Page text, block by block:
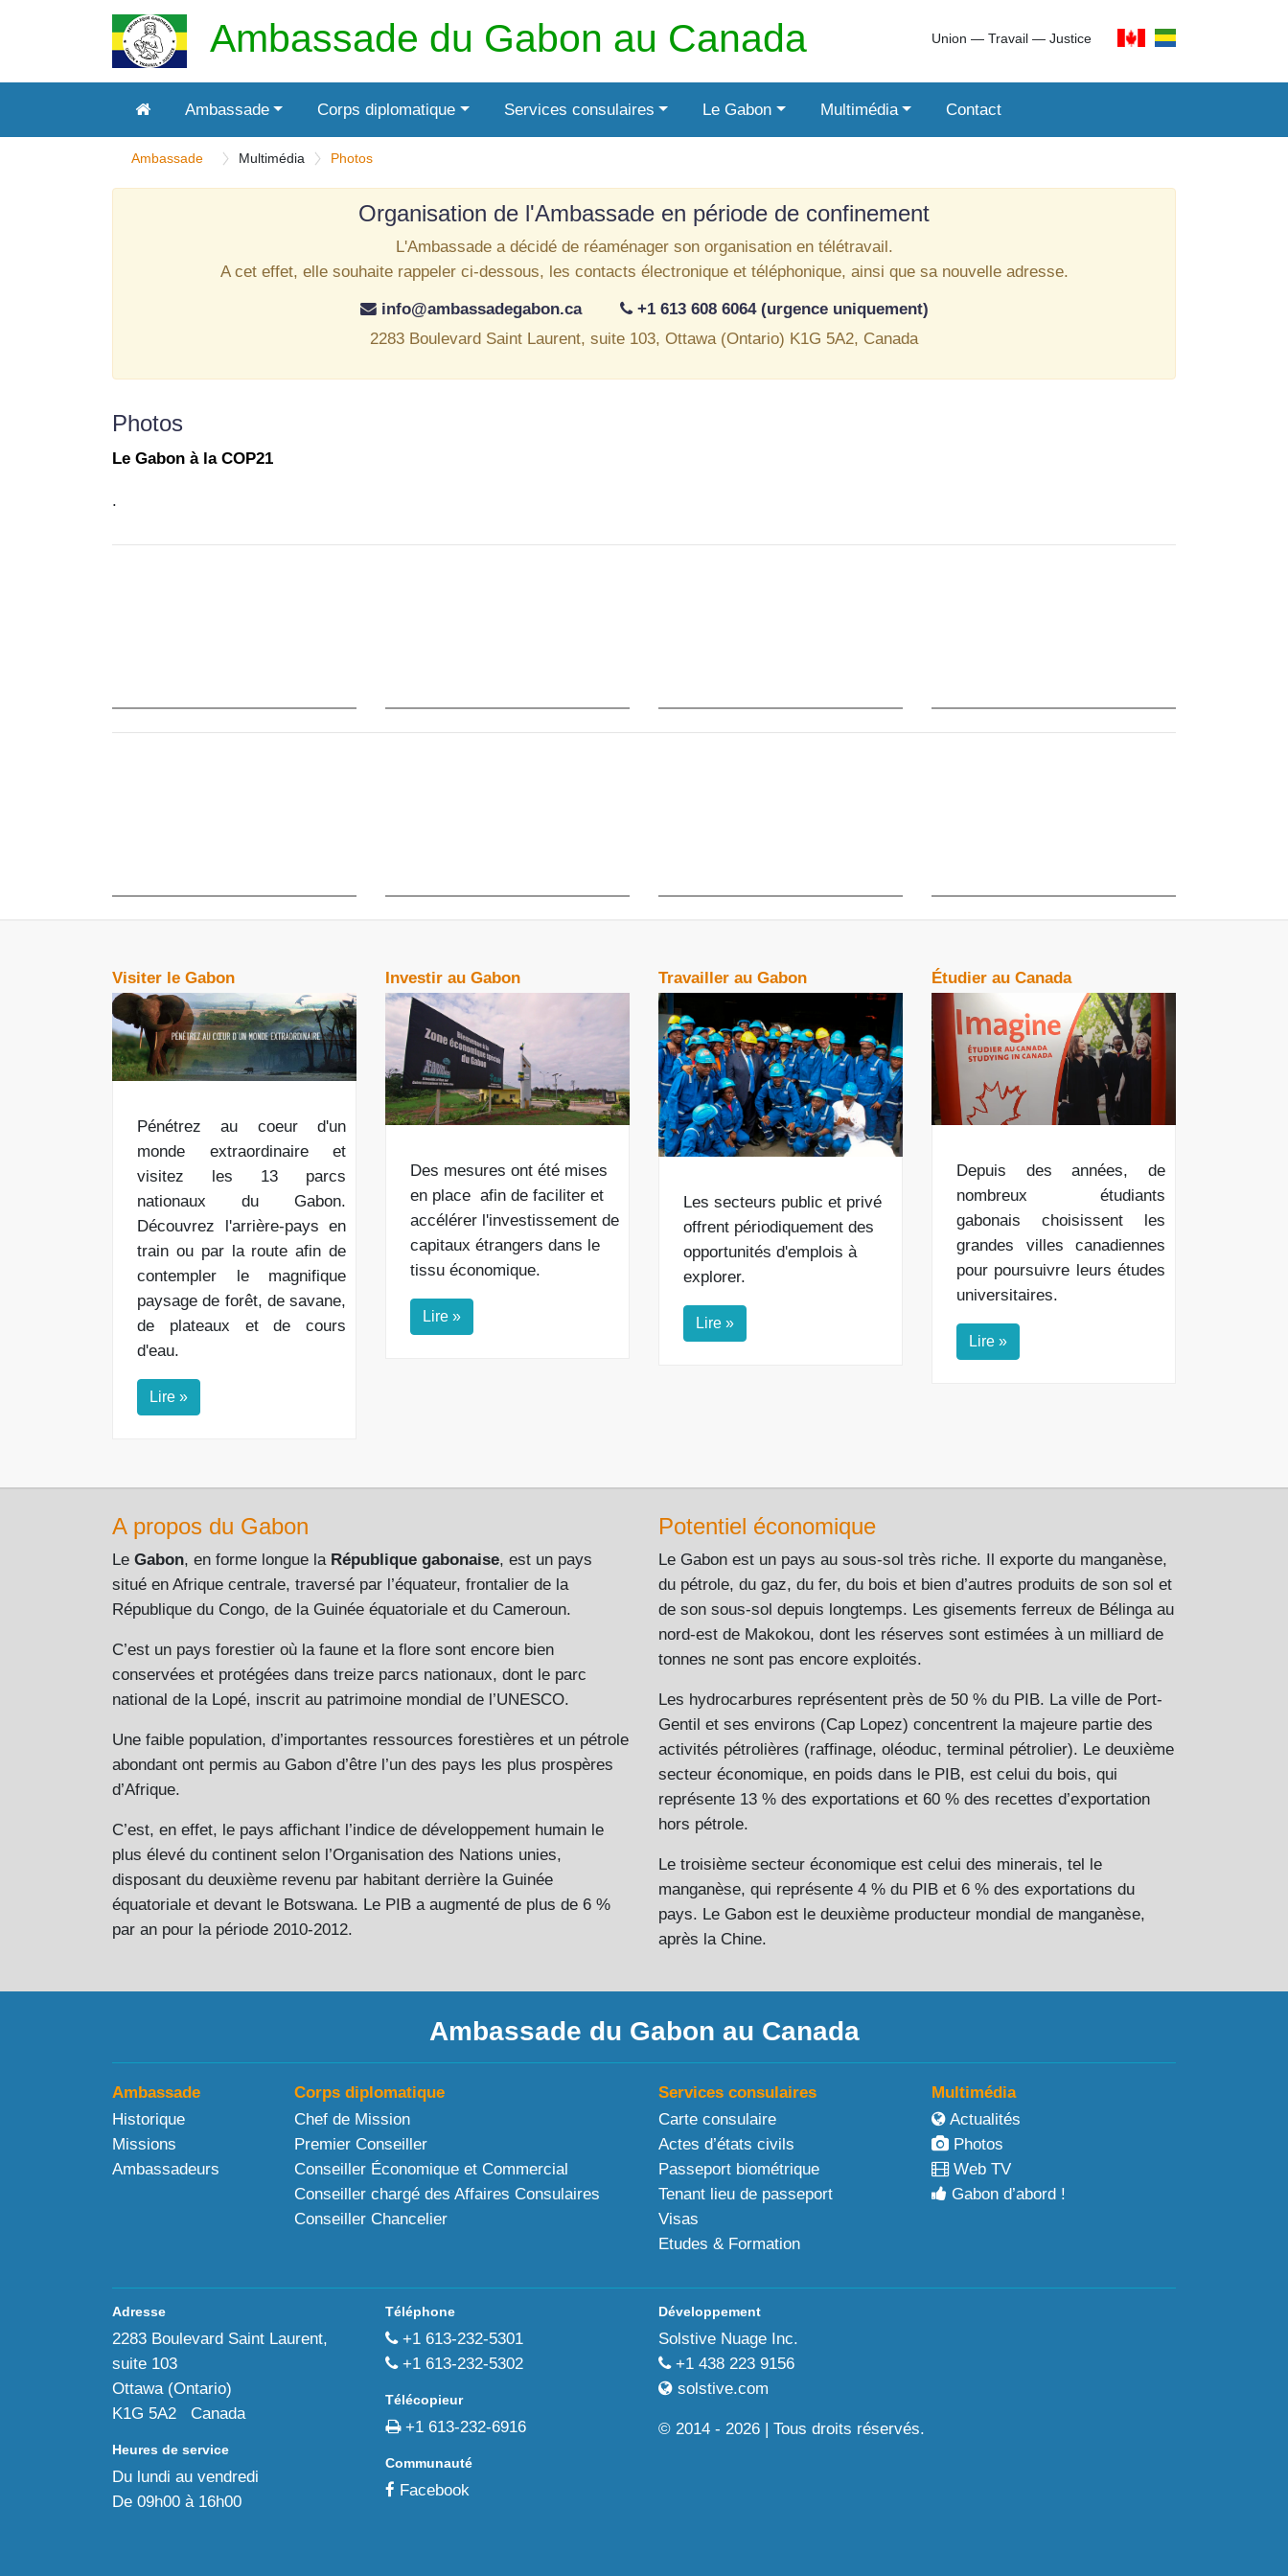
Ambassade du Gabon au Canada Union ― Travail ― Justice
Ambassade Corps diplomatique Services consulaires Le Gabon Multimédia Contact
Ambassade Multimédia Photos
Organisation de l'Ambassade en période de confinement
L'Ambassade a décidé de réaménager son organisation en télétravail.
A cet effet, elle souhaite rappeler ci-dessous, les contacts électronique et téléphonique, ainsi que sa nouvelle adresse.
info@ambassadegabon.ca
+1 613 608 6064 (urgence uniquement)
2283 Boulevard Saint Laurent, suite 103, Ottawa (Ontario) K1G 5A2, Canada
Photos
Le Gabon à la COP21
.
Visiter le Gabon
Pénétrez au coeur d'un
monde extraordinaire et
visitez les 13 parcs
nationaux du Gabon.
Découvrez l'arrière-pays en
train ou par la route afin de
contempler le magnifique
paysage de forêt, de savane,
de plateaux et de cours
d'eau.
Lire »
Investir au Gabon
Des mesures ont été mises
en place afin de faciliter et
accélérer l'investissement de
capitaux étrangers dans le
tissu économique.
Lire »
Travailler au Gabon
Les secteurs public et privé
offrent périodiquement des
opportunités d'emplois à
explorer.
Lire »
Étudier au Canada
Depuis des années, de
nombreux étudiants
gabonais choisissent les
grandes villes canadiennes
pour poursuivre leurs études
universitaires.
Lire »
A propos du Gabon
Le Gabon, en forme longue la République gabonaise, est un pays
situé en Afrique centrale, traversé par l’équateur, frontalier de la
République du Congo, de la Guinée équatoriale et du Cameroun.
C’est un pays forestier où la faune et la flore sont encore bien
conservées et protégées dans treize parcs nationaux, dont le parc
national de la Lopé, inscrit au patrimoine mondial de l’UNESCO.
Une faible population, d’importantes ressources forestières et un pétrole
abondant ont permis au Gabon d’être l’un des pays les plus prospères
d’Afrique.
C’est, en effet, le pays affichant l’indice de développement humain le
plus élevé du continent selon l’Organisation des Nations unies,
disposant du deuxième revenu par habitant derrière la Guinée
équatoriale et devant le Botswana. Le PIB a augmenté de plus de 6 %
par an pour la période 2010-2012.
Potentiel économique
Le Gabon est un pays au sous-sol très riche. Il exporte du manganèse,
du pétrole, du gaz, du fer, du bois et bien d’autres produits de son sol et
de son sous-sol depuis longtemps. Les gisements ferreux de Bélinga au
nord-est de Makokou, dont les réserves sont estimées à un milliard de
tonnes ne sont pas encore exploités.
Les hydrocarbures représentent près de 50 % du PIB. La ville de Port-
Gentil et ses environs (Cap Lopez) concentrent la majeure partie des
activités pétrolières (raffinage, oléoduc, terminal pétrolier). Le deuxième
secteur économique, en poids dans le PIB, est celui du bois, qui
représente 13 % des exportations et 60 % des recettes d’exportation
hors pétrole.
Le troisième secteur économique est celui des minerais, tel le
manganèse, qui représente 4 % du PIB et 6 % des exportations du
pays. Le Gabon est le deuxième producteur mondial de manganèse,
après la Chine.
Ambassade du Gabon au Canada
Ambassade
Historique
Missions
Ambassadeurs
Corps diplomatique
Chef de Mission
Premier Conseiller
Conseiller Économique et Commercial
Conseiller chargé des Affaires Consulaires
Conseiller Chancelier
Services consulaires
Carte consulaire
Actes d’états civils
Passeport biométrique
Tenant lieu de passeport
Visas
Etudes & Formation
Multimédia
Actualités
Photos
Web TV
Gabon d’abord !
Adresse
2283 Boulevard Saint Laurent,
suite 103
Ottawa (Ontario)
K1G 5A2 Canada
Heures de service
Du lundi au vendredi
De 09h00 à 16h00
Téléphone
+1 613-232-5301
+1 613-232-5302
Télécopieur
+1 613-232-6916
Communauté
Facebook
Développement
Solstive Nuage Inc.
+1 438 223 9156
solstive.com
© 2014 - 2026 | Tous droits réservés.